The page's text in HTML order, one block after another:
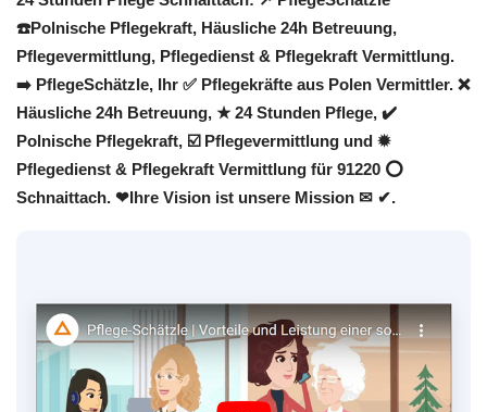
☎️Polnische Pflegekraft, Häusliche 24h Betreuung,
Pflegevermittlung, Pflegedienst & Pflegekraft Vermittlung.
➡️ PflegeSchätzle, Ihr ✅ Pflegekräfte aus Polen Vermittler. ❌
Häusliche 24h Betreuung, ★ 24 Stunden Pflege, ✔️
Polnische Pflegekraft, ☑️ Pflegevermittlung und ✹
Pflegedienst & Pflegekraft Vermittlung für 91220 ⭕
Schnaittach. ❤Ihre Vision ist unsere Mission ✉ ✔.